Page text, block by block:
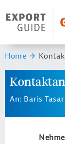
Header Logo
Sie sind hier:
Home
An: Baris Tasar